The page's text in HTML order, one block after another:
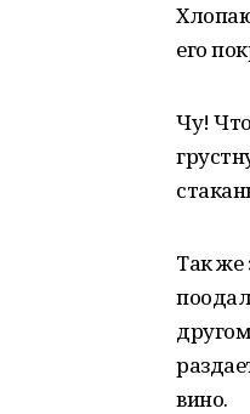
его
Чу!
Так же
вино.